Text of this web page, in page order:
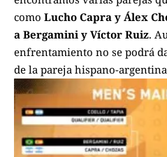
como Lucho Capra y Álex
a Bergamini y Víctor Ruiz.
enfrentamiento no se podrá
de la pareja hispano-